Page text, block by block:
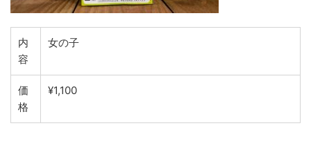
内
容
女の子
価
格
¥1,100